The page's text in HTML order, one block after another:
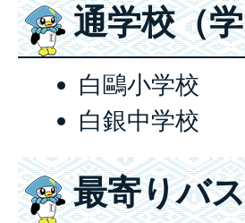
通学校（
白鷗小学校
白銀中学校
最寄りバ